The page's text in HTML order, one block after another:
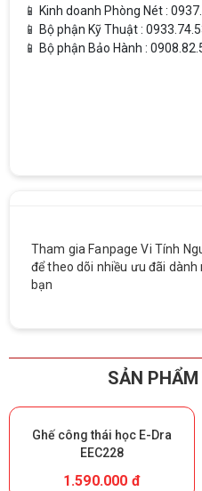
📱 Kinh doanh Phòng Nét :
📱 Bộ phận Kỹ Thuật :
📱 Bộ phận Bảo Hành :
Tham gia Fanpage Vi Tính
để theo dõi nhiều ưu đãi dành
bạn
SẢN
Ghế công thái học E-Dra
EEC228
1.590.000 đ